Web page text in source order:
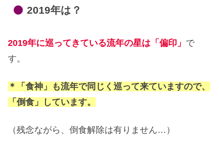
2019年は？
2019年に巡ってきている流年の星は「偏印」 で
す。
＊「食神」も流年で同じく巡って来ていますので、
「倒食」しています。
（残念ながら、倒食解除は有りません…）